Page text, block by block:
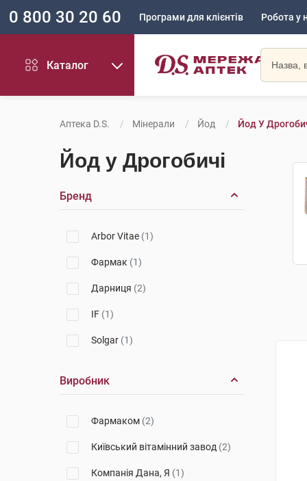
0 800 30 20 60 Програми для клієнтів Робота у
Каталог
Аптека D.S. Мінерали Йод Йод У
Йод у Дрогобичі
Бренд
Arbor Vitae (1)
Фармак (1)
Дарниця (2)
IF (1)
Solgar (1)
Виробник
Фармаком (2)
Київський вітамінний завод (2)
Компанія Дана, Я (1)